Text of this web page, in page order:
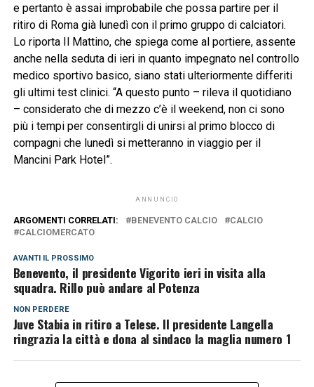
e pertanto è assai improbabile che possa partire per il
ritiro di Roma già lunedì con il primo gruppo di calciatori.
Lo riporta Il Mattino, che spiega come al portiere, assente
anche nella seduta di ieri in quanto impegnato nel controllo
medico sportivo basico, siano stati ulteriormente differiti
gli ultimi test clinici. “A questo punto – rileva il quotidiano
– considerato che di mezzo c’è il weekend, non ci sono
più i tempi per consentirgli di unirsi al primo blocco di
compagni che lunedì si metteranno in viaggio per il
Mancini Park Hotel”.
ANNUNCIO
ARGOMENTI CORRELATI: BENEVENTO CALCIO
CALCIO
CALCIOMERCATO
AVANTI IL ​​PROSSIMO
Benevento, il presidente Vigorito ieri in visita alla
squadra. Rillo può andare al Potenza
NON PERDERE
Juve Stabia in ritiro a Telese. Il presidente Langella
ringrazia la città e dona al sindaco la maglia numero 1